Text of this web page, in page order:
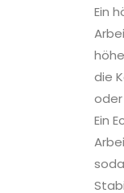
Ein
die
Ein